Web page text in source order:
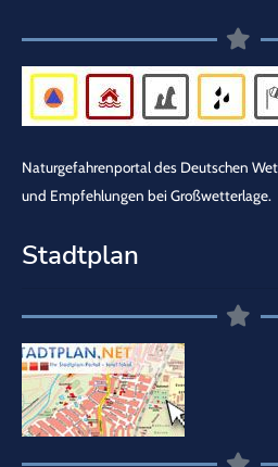
Naturgefahrenportal des Deutschen
und Empfehlungen bei Großwetterlage.
Stadtplan